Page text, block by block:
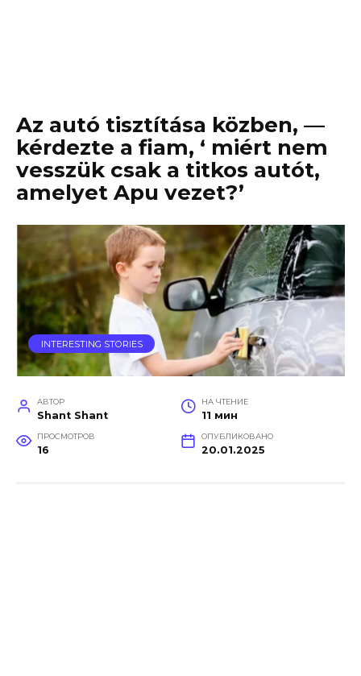
Az autó tisztítása közben, —
kérdezte a fiam, ‘ miért nem
vesszük csak a titkos autót,
amelyet Apu vezet?’
INTERESTING STORIES
АВТОР
Shant Shant
НА ЧТЕНИЕ
11 мин
ПРОСМОТРОВ
16
ОПУБЛИКОВАНО
20.01.2025